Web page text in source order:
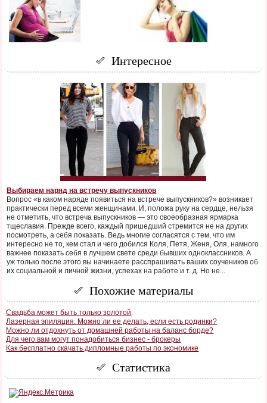
Интересное
Выбираем наряд на встречу выпускников
Вопрос «в каком наряде появиться на встрече выпускников?» возникает
практически перед всеми женщинами. И, положа руку на сердце, нельзя
не отметить, что встреча выпускников — это своеобразная ярмарка
тщеславия. Прежде всего, каждый пришедший стремится не на других
посмотреть, а себя показать. Ведь многие согласятся с тем, что им
интересно не то, кем стал и чего добился Коля, Петя, Женя, Оля, намного
важнее показать себя в лучшем свете среди бывших одноклассников. А
уж только после этого вы начинаете расспрашивать ваших соучеников об
их социальной и личной жизни, успехах на работе и т. д. Но не...
Похожие материалы
Свадьба может быть только золотой
Лазерная эпиляция. Можно ли ее делать, если есть родинки?
Можно ли отдохнуть от домашней работы на баланс борде?
Для чего вам могут понадобиться бизнес - брокеры
Как бесплатно скачать дипломные работы по экономике
Статистика